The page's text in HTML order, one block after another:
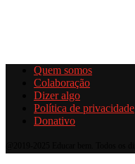
Quem somos
Colaboração
Dizer algo
Política de privacidade
Donativo